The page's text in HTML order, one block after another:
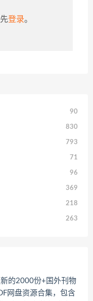
登录。
90
830
793
71
96
369
218
263
的2000份+国外刊物
网盘资源合集，包含